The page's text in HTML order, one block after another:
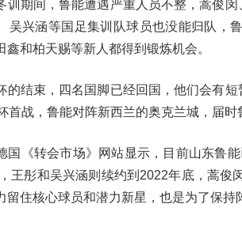
训期间，鲁能遭遇严重人员不整，蒿俊
吴兴涵等国足集训队球员也没能归队，
鑫和柏天赐等新人都得到锻炼机会。
的结束，四名国脚已经回国，他们会有
首战，鲁能对阵新西兰的奥克兰城，届
国《转会市场》网站显示，目前山东鲁
王彤和吴兴涵则续约到2022年底，蒿
留住核心球员和潜力新星，也是为了保持